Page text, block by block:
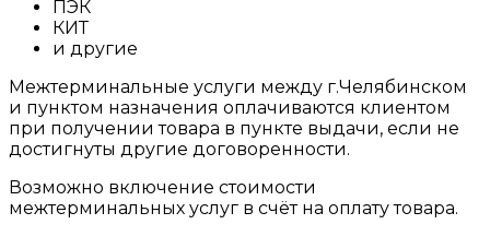
ПЭК
КИТ
и другие
Межтерминальные услуги между г.Челябинском
и пунктом назначения оплачиваются клиентом
при получении товара в пункте выдачи, если не
достигнуты другие договоренности.
Возможно включение стоимости
межтерминальных услуг в счёт на оплату товара.